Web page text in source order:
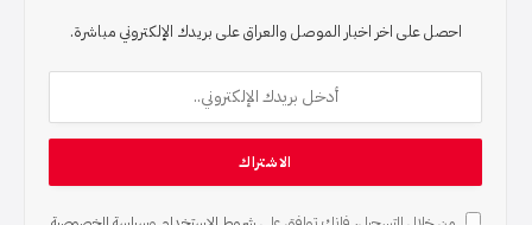
احصل على اخر اخبار الموصل والعراق على بريدك الإلكتروني مباشرة.